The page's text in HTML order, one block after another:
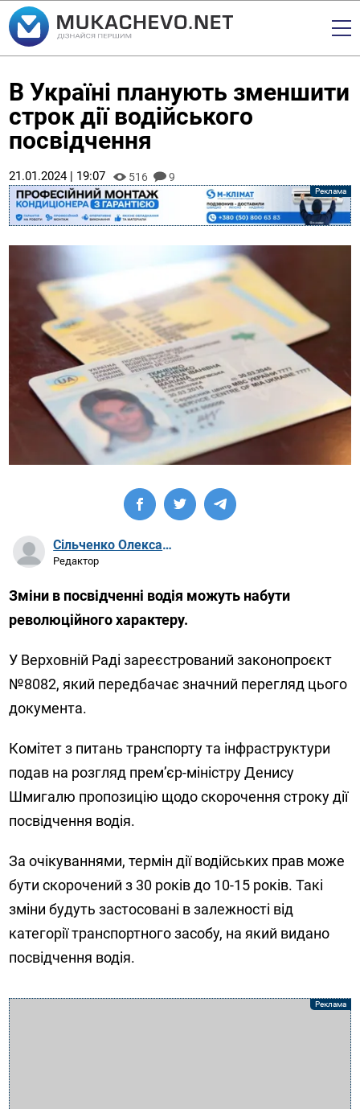
В Україні планують зменшити
строк дії водійського
посвідчення
21.01.2024 | 19:07 516 9
Сільченко Олександр Артурович
Редактор
Зміни в посвідченні водія можуть набути
революційного характеру.
У Верховній Раді зареєстрований законопроєкт
№8082, який передбачає значний перегляд цього
документа.
Комітет з питань транспорту та інфраструктури
подав на розгляд прем’єр-міністру Денису
Шмигалю пропозицію щодо скорочення строку дії
посвідчення водія.
За очікуваннями, термін дії водійських прав може
бути скорочений з 30 років до 10-15 років. Такі
зміни будуть застосовані в залежності від
категорії транспортного засобу, на який видано
посвідчення водія.